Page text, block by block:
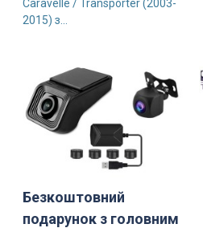
Caravelle / Transporter (2003-
2015) з...
Безкоштовний
подарунок з головним